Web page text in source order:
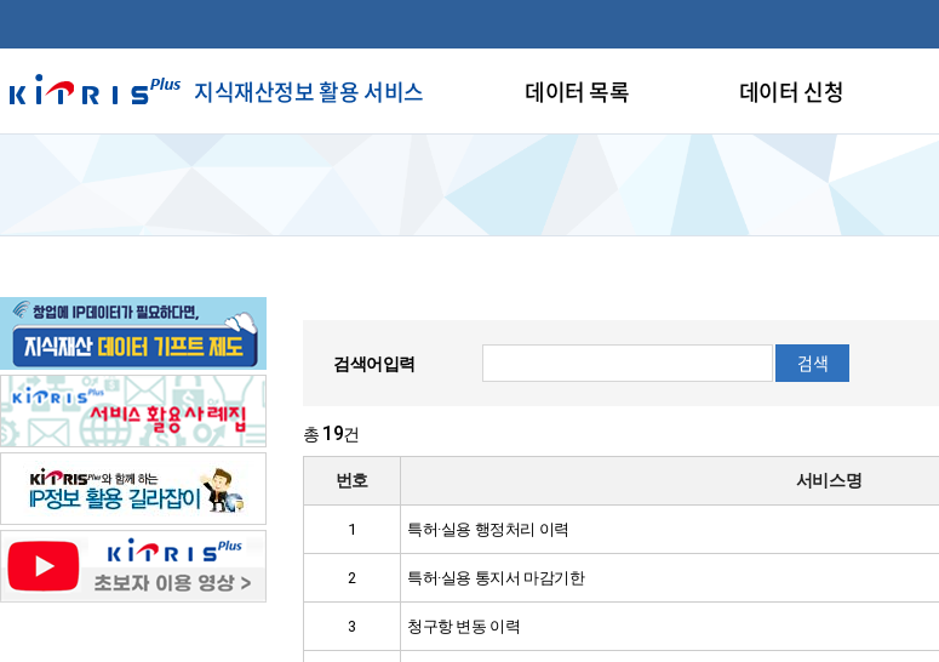
지식재산정보 활용 서비스 데이터 목록 데이터 신청
검색어입력 검색
총 19건
번호 서비스명
1 특허·실용 행정처리 이력
2 특허·실용 통지서 마감기한
3 청구항 변동 이력